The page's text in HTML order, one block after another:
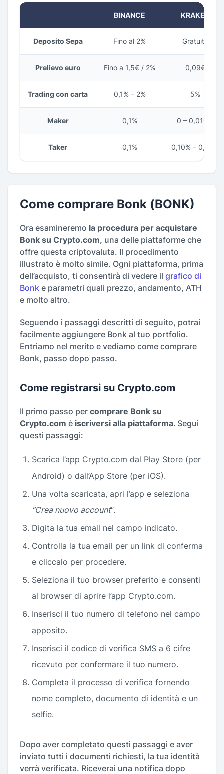
BINANCE KRAKEN
Deposito Sepa Fino al 2% Gratuito
Prelievo euro Fino a 1,5€ / 2% 0,09€
Trading con carta 0,1% – 2% 5%
Maker 0,1% 0 – 0,016%
Taker 0,1% 0,10% – 0,26%
Come comprare Bonk (BONK)
Ora esamineremo la procedura per acquistare
Bonk su Crypto.com, una delle piattaforme che
offre questa criptovaluta. Il procedimento
illustrato è molto simile. Ogni piattaforma, prima
dell’acquisto, ti consentirà di vedere il grafico di
Bonk e parametri quali prezzo, andamento, ATH
e molto altro.
Seguendo i passaggi descritti di seguito, potrai
facilmente aggiungere Bonk al tuo portfolio.
Entriamo nel merito e vediamo come comprare
Bonk, passo dopo passo.
Come registrarsi su Crypto.com
Il primo passo per comprare Bonk su
Crypto.com è iscriversi alla piattaforma. Segui
questi passaggi:
Scarica l’app Crypto.com dal Play Store (per
Android) o dall’App Store (per iOS).
Una volta scaricata, apri l’app e seleziona
“Crea nuovo account“.
Digita la tua email nel campo indicato.
Controlla la tua email per un link di conferma
e cliccalo per procedere.
Seleziona il tuo browser preferito e consenti
al browser di aprire l’app Crypto.com.
Inserisci il tuo numero di telefono nel campo
apposito.
Inserisci il codice di verifica SMS a 6 cifre
ricevuto per confermare il tuo numero.
Completa il processo di verifica fornendo
nome completo, documento di identità e un
selfie.
Dopo aver completato questi passaggi e aver
inviato tutti i documenti richiesti, la tua identità
verrà verificata. Riceverai una notifica dopo